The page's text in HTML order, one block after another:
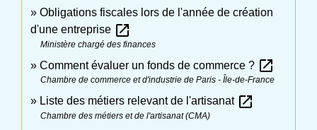
Obligations fiscales lors de l'année de création
d'une entreprise open_in_new
Ministère chargé des finances
Comment évaluer un fonds de commerce ? open_in_new
Chambre de commerce et d'industrie de Paris - Île-de-France
Liste des métiers relevant de l'artisanat open_in_new
Chambre des métiers et de l'artisanat (CMA)